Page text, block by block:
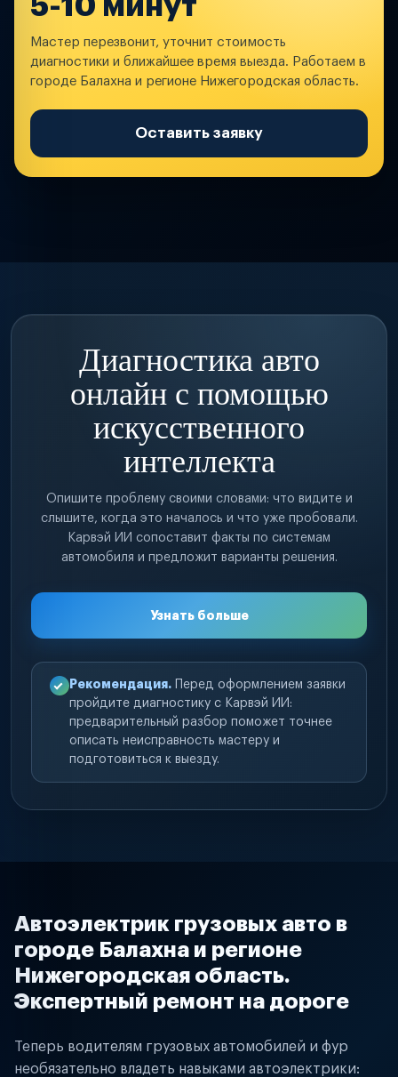
5-10 минут
Мастер перезвонит, уточнит стоимость
диагностики и ближайшее время выезда. Работаем в
городе Балахна и регионе Нижегородская область.
Оставить заявку
Диагностика авто
онлайн с помощью
искусственного
интеллекта
Опишите проблему своими словами: что видите и
слышите, когда это началось и что уже пробовали.
Карвэй ИИ сопоставит факты по системам
автомобиля и предложит варианты решения.
Узнать больше
Рекомендация. Перед оформлением заявки
пройдите диагностику с Карвэй ИИ:
предварительный разбор поможет точнее
описать неисправность мастеру и
подготовиться к выезду.
Автоэлектрик грузовых авто в
городе Балахна и регионе
Нижегородская область.
Экспертный ремонт на дороге
Теперь водителям грузовых автомобилей и фур
необязательно владеть навыками автоэлектрики: